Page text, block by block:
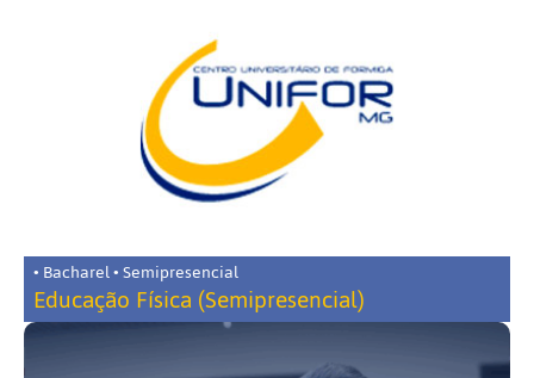
• Bacharel • Semipresencial
Educação Física (Semipresencial)